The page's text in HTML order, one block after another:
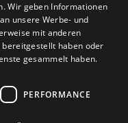
Wir geben Informationen
unsere Werbe- und
mit anderen
haben oder
gesammelt haben.
PERFORMANCE